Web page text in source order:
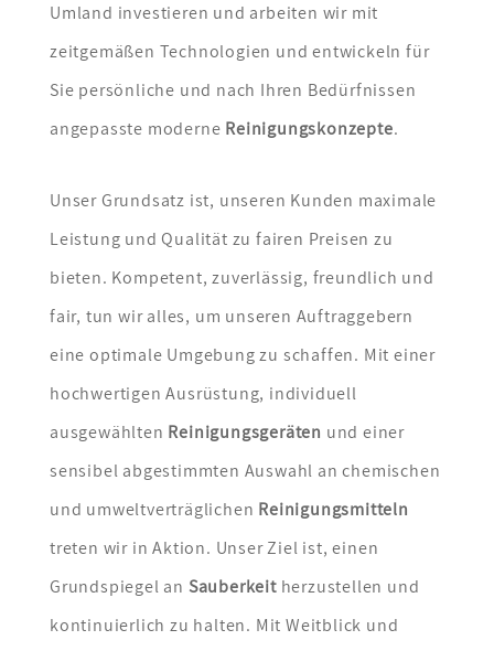
Umland investieren und arbeiten wir mit
zeitgemäßen Technologien und entwickeln für
Sie persönliche und nach Ihren Bedürfnissen
angepasste moderne Reinigungskonzepte.
Unser Grundsatz ist, unseren Kunden maximale
Leistung und Qualität zu fairen Preisen zu
bieten. Kompetent, zuverlässig, freundlich und
fair, tun wir alles, um unseren Auftraggebern
eine optimale Umgebung zu schaffen. Mit einer
hochwertigen Ausrüstung, individuell
ausgewählten Reinigungsgeräten und einer
sensibel abgestimmten Auswahl an chemischen
und umweltverträglichen Reinigungsmitteln
treten wir in Aktion. Unser Ziel ist, einen
Grundspiegel an Sauberkeitherzustellen und
kontinuierlich zu halten. Mit Weitblick und